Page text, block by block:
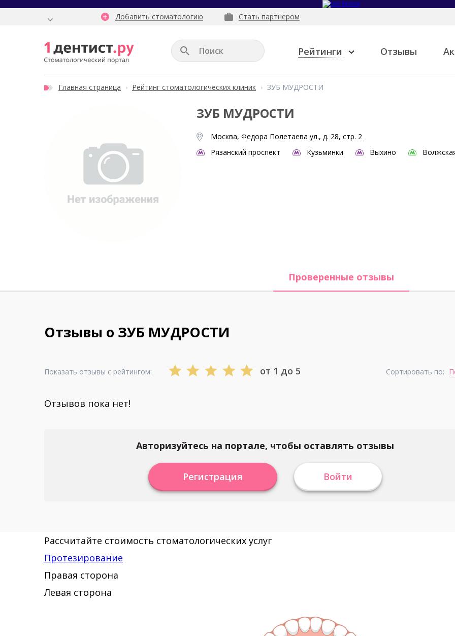
Добавить стоматологию Стать партнером
Рейтинги Отзывы
Главная страница Рейтинг стоматологических клиник ЗУБ МУДРОСТИ
ЗУБ МУДРОСТИ
Москва, Федора Полетаева ул., д. 28, стр. 2
Рязанский проспект
Кузьминки Выхино
Проверенные отзывы
Отзывы о ЗУБ МУДРОСТИ
Показать отзывы с рейтингом: от 1 до 5 Сортировать по:
Отзывов пока нет!
Авторизуйтесь на портале, чтобы оставлять отзывы
Регистрация Войти
Рассчитайте стоимость стоматологических услуг
Протезирование
Правая сторона
Левая сторона